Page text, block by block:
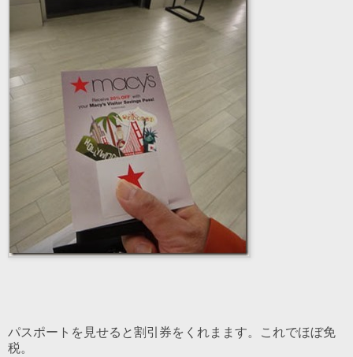
パスポートを見せると割引券をくれまます。これでほぼ免
税。